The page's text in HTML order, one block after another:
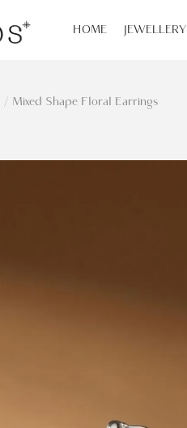
HOME JEWELLERY
/ Mixed Shape Floral Earrings